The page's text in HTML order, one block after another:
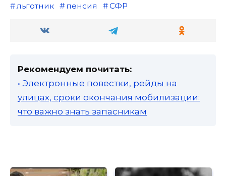
льготник
пенсия СФР
Рекомендуем почитать:
• Электронные повестки, рейды на
улицах, сроки окончания мобилизации:
что важно знать запасникам